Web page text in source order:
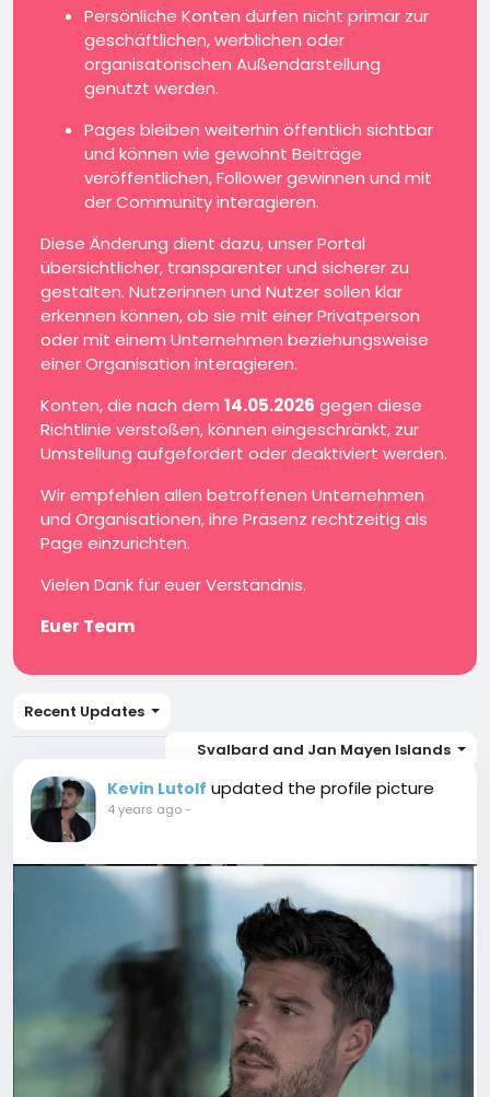
Persönliche Konten dürfen nicht primär zur
geschäftlichen, werblichen oder
organisatorischen Außendarstellung
genutzt werden.
Pages bleiben weiterhin öffentlich sichtbar
und können wie gewohnt Beiträge
veröffentlichen, Follower gewinnen und mit
der Community interagieren.
Diese Änderung dient dazu, unser Portal
übersichtlicher, transparenter und sicherer zu
gestalten. Nutzerinnen und Nutzer sollen klar
erkennen können, ob sie mit einer Privatperson
oder mit einem Unternehmen beziehungsweise
einer Organisation interagieren.
Konten, die nach dem 14.05.2026 gegen diese
Richtlinie verstoßen, können eingeschränkt, zur
Umstellung aufgefordert oder deaktiviert werden.
Wir empfehlen allen betroffenen Unternehmen
und Organisationen, ihre Präsenz rechtzeitig als
Page einzurichten.
Vielen Dank für euer Verständnis.
Euer Team
Recent Updates
Svalbard and Jan Mayen Islands
Kevin Lutolf updated the profile picture
4 years ago-